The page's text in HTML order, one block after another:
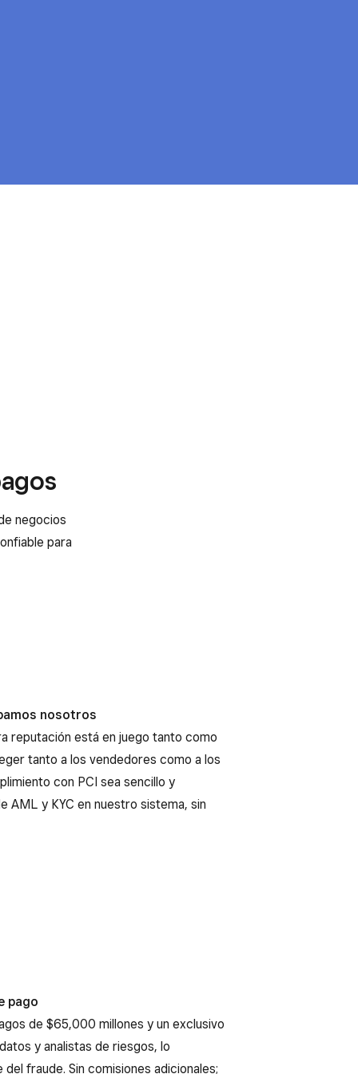
negocios
para
nosotros
reputación está en juego tanto como
tanto a los vendedores como a los
con PCI sea sencillo y
AML y KYC en nuestro sistema, sin
pago
de $65,000 millones y un exclusivo
y analistas de riesgos, lo
fraude. Sin comisiones adicionales;